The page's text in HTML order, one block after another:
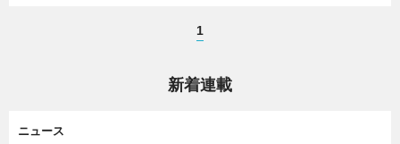
1
新着連載
ニュース